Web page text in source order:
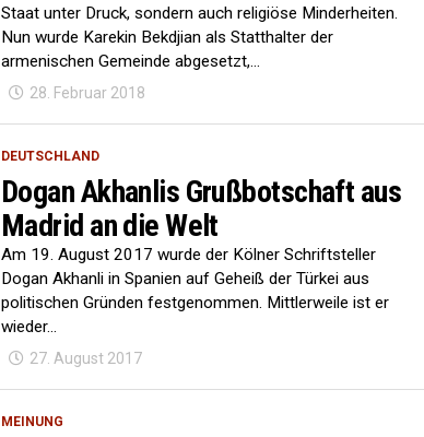
Staat unter Druck, sondern auch religiöse Minderheiten.
Nun wurde Karekin Bekdjian als Statthalter der
armenischen Gemeinde abgesetzt,...
28. Februar 2018
DEUTSCHLAND
Dogan Akhanlis Grußbotschaft aus
Madrid an die Welt
Am 19. August 2017 wurde der Kölner Schriftsteller
Dogan Akhanli in Spanien auf Geheiß der Türkei aus
politischen Gründen festgenommen. Mittlerweile ist er
wieder...
27. August 2017
MEINUNG